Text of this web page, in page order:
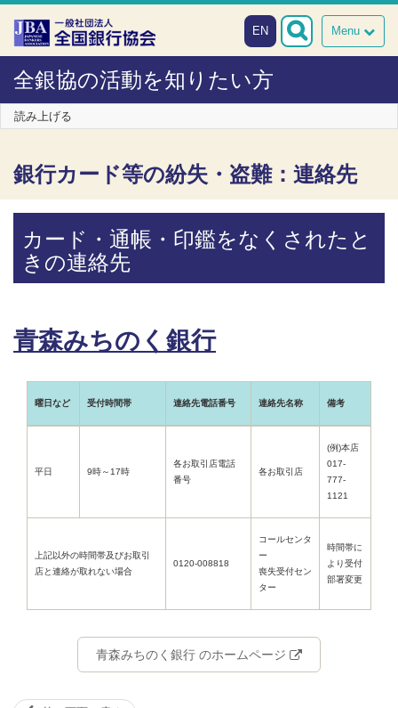
本文へスキップ
障がい者向け相談窓口
Menu
EN
全銀協の活動を知りたい方
読み上げる
銀行カード等の紛失・盗難：連絡先
カード・通帳・印鑑をなくされたと
きの連絡先
青森みちのく銀行
曜日など 受付時間帯 連絡先電話番号 連絡先名称 備考
平日 9時～17時
各お取引店電話
番号
各お取引店
(例)本店
017-
777-
1121
上記以外の時間帯及びお取引
店と連絡が取れない場合
0120-008818
コールセンタ
ー
喪失受付セン
ター
時間帯に
より受付
部署変更
青森みちのく銀行 のホームページ